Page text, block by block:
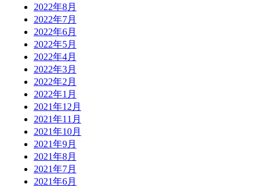
2022年8月
2022年7月
2022年6月
2022年5月
2022年4月
2022年3月
2022年2月
2022年1月
2021年12月
2021年11月
2021年10月
2021年9月
2021年8月
2021年7月
2021年6月